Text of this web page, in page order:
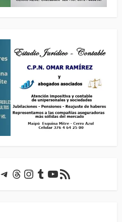
Telegram
Threads
Instagram
Tumblr
YouTube
Feed RSS